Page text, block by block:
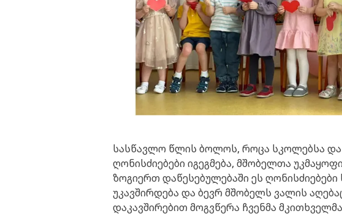
სასწავლო წლის ბოლოს, როცა სკოლებსა და
ღონისძიებები იგეგმება, მშობელთა
ზოგიერთ დაწესებულებაში ეს
უკავშირდება და ბევრ მშობელს ვალის
დაკავშირებით მოგვწერა ჩვენმა